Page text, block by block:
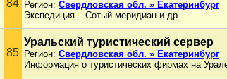
84 Регион: Свердловская обл. » Екатеринбург
Экспедиция – Сотый меридиан и др.
85
Уральский туристический сервер
Регион: Свердловская обл. » Екатеринбург
Информация о туристических фирмах на